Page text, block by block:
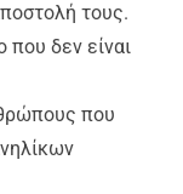
τους.
δεν είναι
που